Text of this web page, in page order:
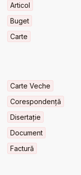
Articol
Buget
Carte
Carte Veche
Corespondență
Disertație
Document
Factură